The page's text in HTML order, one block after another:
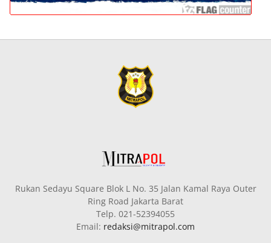
Rukan Sedayu Square Blok L No. 35 Jalan Kamal Raya Outer
Ring Road Jakarta Barat
Telp. 021-52394055
Email: redaksi@mitrapol.com